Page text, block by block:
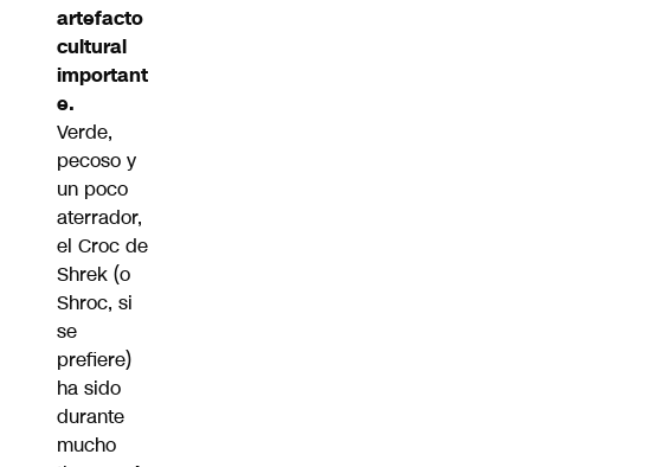
artefacto
cultural
important
e.
Verde,
pecoso y
un poco
aterrador,
el Croc de
Shrek (o
Shroc, si
se
prefiere)
ha sido
durante
mucho